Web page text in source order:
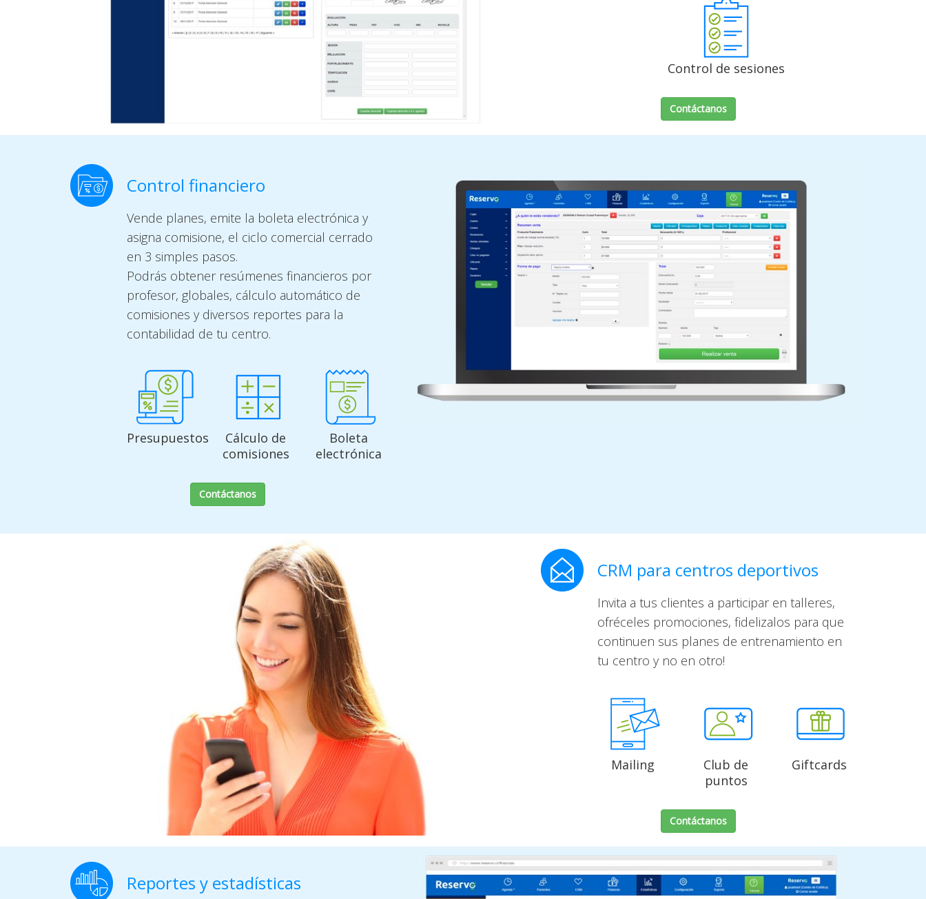
Control de sesiones
Contáctanos
Control financiero
Vende planes, emite la boleta electrónica y
asigna comisione, el ciclo comercial cerrado
en 3 simples pasos.
Podrás obtener resúmenes financieros por
profesor, globales, cálculo automático de
comisiones y diversos reportes para la
contabilidad de tu centro.
Presupuestos
Cálculo de
comisiones
Boleta
electrónica
Contáctanos
CRM para centros deportivos
Invita a tus clientes a participar en talleres,
ofréceles promociones, fidelizalos para que
continuen sus planes de entrenamiento en
tu centro y no en otro!
Mailing
Club de
puntos
Giftcards
Contáctanos
Reportes y estadísticas